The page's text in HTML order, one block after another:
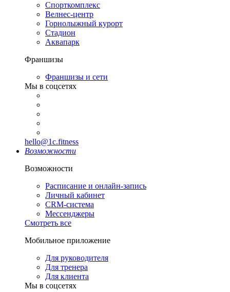
Спорткомплекс
Велнес-центр
Горнолыжный курорт
Стадион
Аквапарк
Франшизы
Франшизы и сети
Мы в соцсетях
hello@1c.fitness
Возможности
Возможности
Расписание и онлайн-запись
Личный кабинет
CRM-система
Мессенджеры
Смотреть все
Мобильное приложение
Для руководителя
Для тренера
Для клиента
Мы в соцсетях